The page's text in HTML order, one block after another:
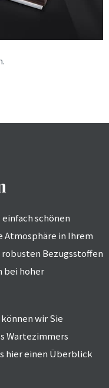
schönen
in Ihrem
Bezugsstoffen
bei hoher
wir Sie
Wartezimmers
hier einen Überblick